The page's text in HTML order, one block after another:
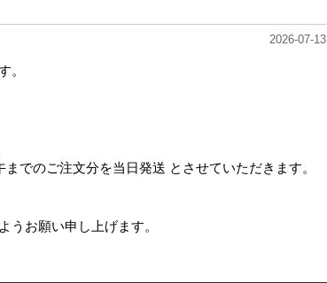
2026-07-13
。
でのご注文分を当日発送 とさせていただきます。
お願い申し上げます。